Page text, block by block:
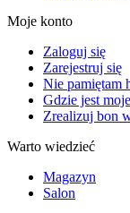
Moje konto
Zaloguj się
Zarejestruj się
Nie pamiętam
Gdzie jest
Zrealizuj bon
Warto wiedzieć
Magazyn
Salon